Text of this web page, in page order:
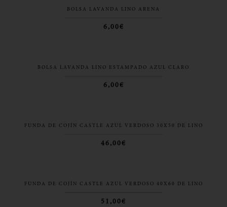
BOLSA LAVANDA LINO ARENA
6,00€
BOLSA LAVANDA LINO ESTAMPADO AZUL CLARO
6,00€
FUNDA DE COJÍN CASTLE AZUL VERDOSO 30X50 DE LINO
46,00€
FUNDA DE COJÍN CASTLE AZUL VERDOSO 40X60 DE LINO
51,00€